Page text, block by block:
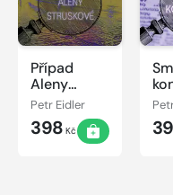
Případ
Aleny
Struskové
Petr Eidler
398 Kč